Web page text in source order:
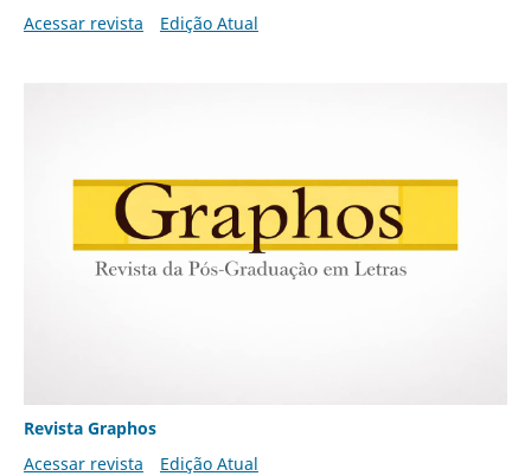
Acessar revista
Edição Atual
Revista Graphos
Acessar revista
Edição Atual